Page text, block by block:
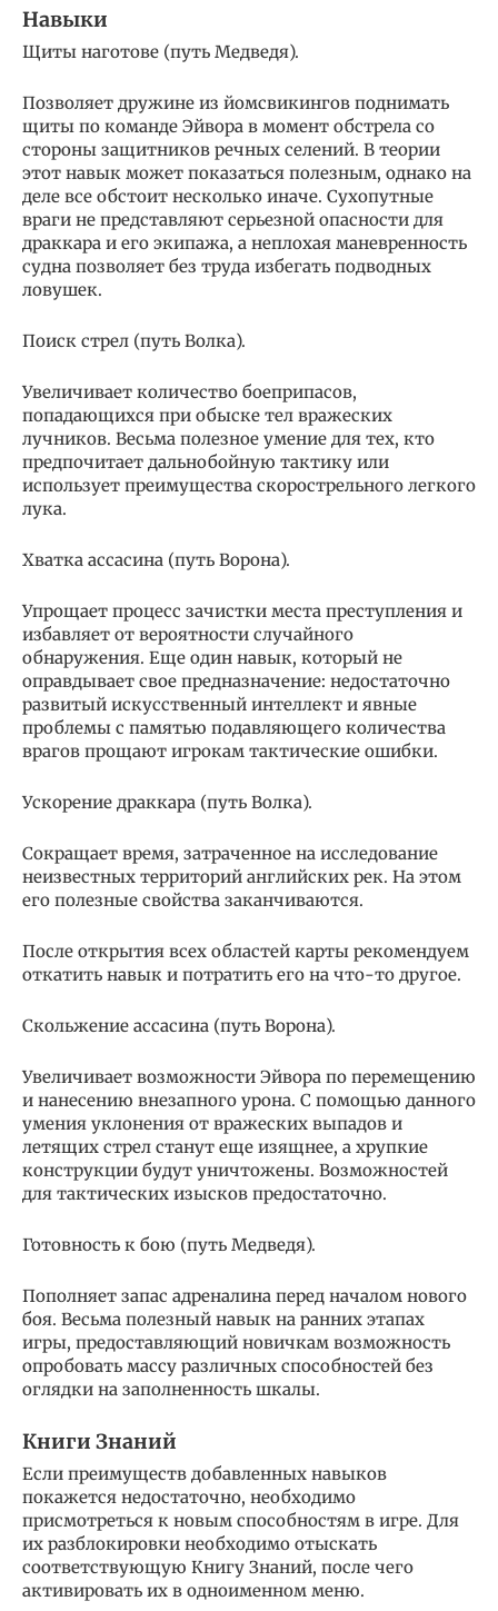
Навыки
Щиты наготове (путь Медведя).
Позволяет дружине из йомсвикингов поднимать
щиты по команде Эйвора в момент обстрела со
стороны защитников речных селений. В теории
этот навык может показаться полезным, однако на
деле все обстоит несколько иначе. Сухопутные
враги не представляют серьезной опасности для
драккара и его экипажа, а неплохая маневренность
судна позволяет без труда избегать подводных
ловушек.
Поиск стрел (путь Волка).
Увеличивает количество боеприпасов,
попадающихся при обыске тел вражеских
лучников. Весьма полезное умение для тех, кто
предпочитает дальнобойную тактику или
использует преимущества скорострельного легкого
лука.
Хватка ассасина (путь Ворона).
Упрощает процесс зачистки места преступления и
избавляет от вероятности случайного
обнаружения. Еще один навык, который не
оправдывает свое предназначение: недостаточно
развитый искусственный интеллект и явные
проблемы с памятью подавляющего количества
врагов прощают игрокам тактические ошибки.
Ускорение драккара (путь Волка).
Сокращает время, затраченное на исследование
неизвестных территорий английских рек. На этом
его полезные свойства заканчиваются.
После открытия всех областей карты рекомендуем
откатить навык и потратить его на что-то другое.
Скольжение ассасина (путь Ворона).
Увеличивает возможности Эйвора по перемещению
и нанесению внезапного урона. С помощью данного
умения уклонения от вражеских выпадов и
летящих стрел станут еще изящнее, а хрупкие
конструкции будут уничтожены. Возможностей
для тактических изысков предостаточно.
Готовность к бою (путь Медведя).
Пополняет запас адреналина перед началом нового
боя. Весьма полезный навык на ранних этапах
игры, предоставляющий новичкам возможность
опробовать массу различных способностей без
оглядки на заполненность шкалы.
Книги Знаний
Если преимуществ добавленных навыков
покажется недостаточно, необходимо
присмотреться к новым способностям в игре. Для
их разблокировки необходимо отыскать
соответствующую Книгу Знаний, после чего
активировать их в одноименном меню.